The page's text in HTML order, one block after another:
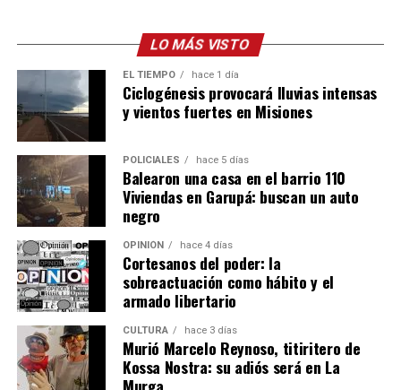
sumarse a alguno de los ya existentes, Encuentro
Misionero quedaría sin representación en el Concejo
capitalino.
LO MÁS VISTO
EL TIEMPO hace 1 día
Ciclogénesis provocará lluvias intensas
y vientos fuertes en Misiones
POLICIALES hace 5 días
Balearon una casa en el barrio 110
Viviendas en Garupá: buscan un auto
negro
OPINIÓN hace 4 días
Cortesanos del poder: la
sobreactuación como hábito y el
armado libertario
CULTURA hace 3 días
Murió Marcelo Reynoso, titiritero de
Kossa Nostra: su adiós será en La